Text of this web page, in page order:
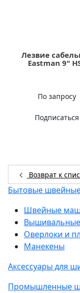
Лезвие
Eastman 9"
По запросу
Подписаться
Возврат к
Бытовые
Швейные
Оверлоки и
Манекены
Аксессуары для
Промышленные